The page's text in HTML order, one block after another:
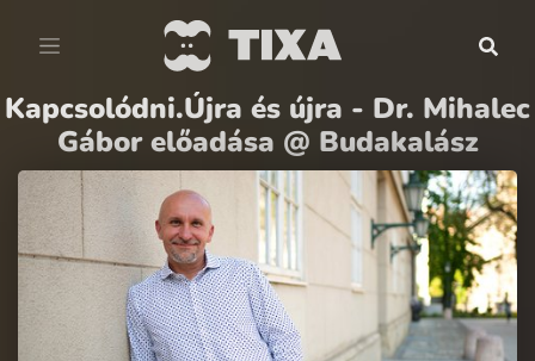
Kapcsolódni.Újra és újra - Dr. Mihalec
Gábor előadása @ Budakalász